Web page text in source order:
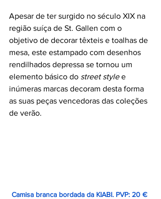
Apesar de ter surgido no século XIX na
região suíça de St. Gallen com o
objetivo de decorar têxteis e toalhas de
mesa, este estampado com desenhos
rendilhados depressa se tornou um
elemento básico do street style e
inúmeras marcas decoram desta forma
as suas peças vencedoras das coleções
de verão.
Camisa branca bordada da KIABI. PVP: 20 €